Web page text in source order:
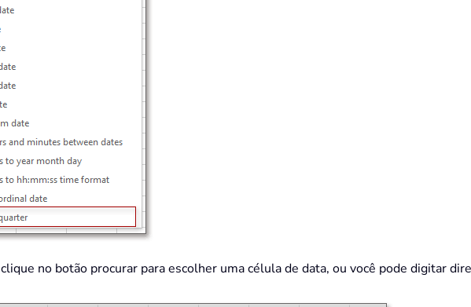
clique no botão procurar para escolher uma célula de data, ou você pode digitar